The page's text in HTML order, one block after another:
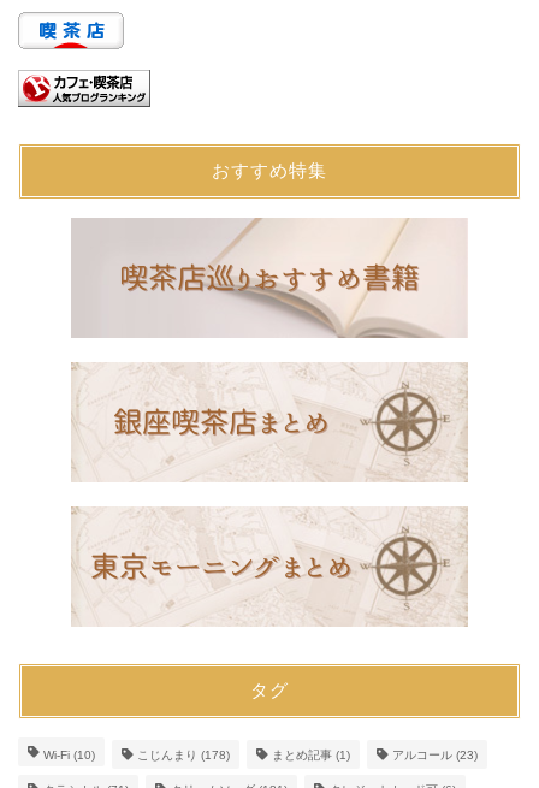
おすすめ特集
タグ
Wi-Fi (10) こじんまり (178) まとめ記事 (1) アルコール (23)